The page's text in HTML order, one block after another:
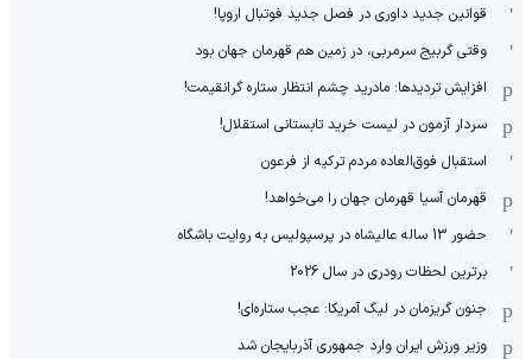
قوانین جدید داوری در فصل جدید فوتبال اروپا!
وقتی گربیج سرمربی، در زمین هم قهرمان جهان بود
افزایش تردیدها: مادرید چشم انتظار ستاره گرانقیمت!
سردار آزمون در لیست خرید تابستانی استقلال!
استقبال فوق‌‌العاده مردم ترکیه از فرعون
قهرمان آسیا قهرمان جهان را می‌خواهد!
حضور 13 ساله عالیشاه در پرسپولیس به روایت باشگاه
برترین لحظات رودری در سال 2026
جنون گریزمان در لیگ آمریکا: عجب ستاره‌ای!
وزیر ورزش ایران وارد جمهوری آذربایجان شد